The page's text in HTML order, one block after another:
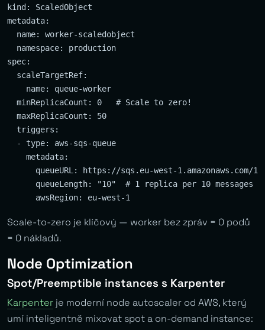
kind: ScaledObject
metadata:
  name: worker-scaledobject
  namespace: production
spec:
  scaleTargetRef:
    name: queue-worker
  minReplicaCount: 0   # Scale to zero!
  maxReplicaCount: 50
  triggers:
  - type: aws-sqs-queue
    metadata:
queueURL: https://sqs.eu-west-1.amazonaws.com/
      queueLength: "10"  # 1 replica per 10 messages
Scale-to-zero je klíčový — worker bez zpráv = 0 podů
= 0 nákladů.
Node Optimization
Spot/Preemptible instances s Karpenter
Karpenter je moderní node autoscaler od AWS, který
umí inteligentně mixovat spot a on-demand instance: